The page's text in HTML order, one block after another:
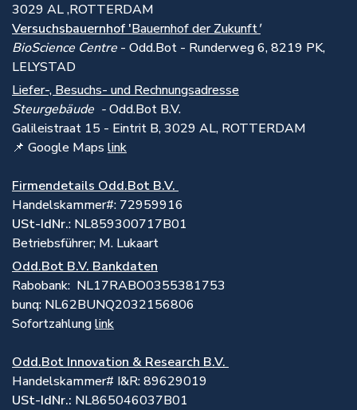
3029 AL ,ROTTERDAM
Versuchsbauernhof 'Bauernhof der Zukunft'
BioScience Centre - Odd.Bot - Runderweg 6, 8219 PK,
LELYSTAD
Liefer-, Besuchs- und Rechnungsadresse
Steurgebäude -Odd.Bot B.V.
Galileistraat 15 - Eintrit B, 3029 AL, ROTTERDAM
📌 Google Maps link
Firmendetails Odd.Bot B.V.
Handelskammer#: 72959916
USt-IdNr.: NL859300717B01
Betriebsführer; M. Lukaart
Odd.Bot B.V. Bankdaten
Rabobank: NL17RABO0355381753
bunq: NL62BUNQ2032156806
Sofortzahlunglink
Odd.Bot Innovation & Research B.V.
Handelskammer# I&R: 89629019
USt-IdNr.: NL865046037B01